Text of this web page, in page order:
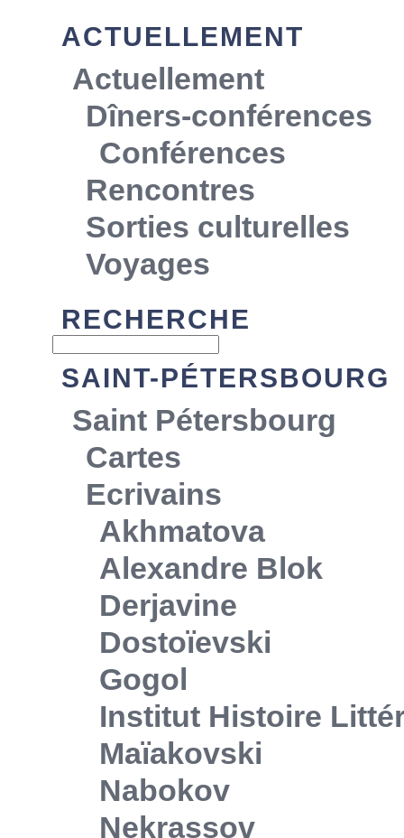
ACTUELLEMENT
Actuellement
Dîners-conférences
Conférences
Rencontres
Sorties culturelles
Voyages
RECHERCHE
SAINT-PÉTERSBOURG
Saint Pétersbourg
Cartes
Ecrivains
Akhmatova
Alexandre Blok
Derjavine
Dostoïevski
Gogol
Institut Histoire
Maïakovski
Nabokov
Nekrassov